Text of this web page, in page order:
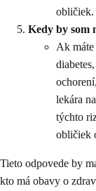
obličiek.
Kedy by som
Ak
lekára
týchto
obličiek
Tieto odpovede by
kto má obavy o